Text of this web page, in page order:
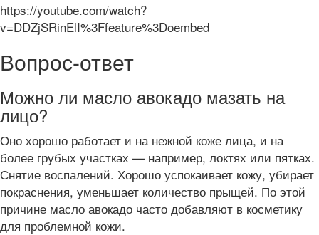
https://youtube.com/watch?
v=DDZjSRinElI%3Ffeature%3Doembed
Вопрос-ответ
Можно ли масло авокадо мазать на
лицо?
Оно хорошо работает и на нежной коже лица, и на
более грубых участках — например, локтях или пятках.
Снятие воспалений. Хорошо успокаивает кожу, убирает
покраснения, уменьшает количество прыщей. По этой
причине масло авокадо часто добавляют в косметику
для проблемной кожи.